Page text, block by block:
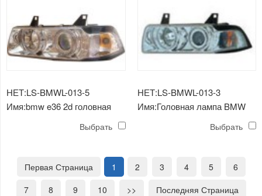
НЕТ:LS-BMWL-013-5
Имя:bmw e36 2d головная
лампа (кристальная оправа)
Выбрать
НЕТ:LS-BMWL-013-3
Имя:Головная лампа BMW
Выбрать
Первая Страница 1 2 3 4 5
6
7
8 9 10 >> Последняя Страница